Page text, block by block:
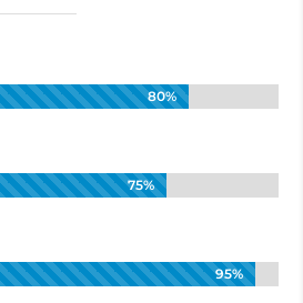
80%
80%
75%
75%
95%
95%